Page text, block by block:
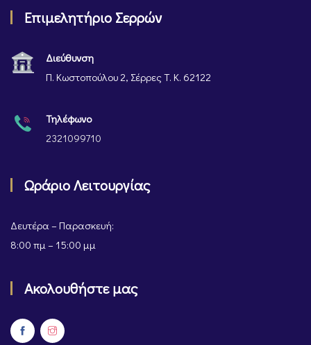
Επιμελητήριο Σερρών
Διεύθυνση
Π. Κωστοπούλου 2, Σέρρες Τ. Κ. 62122
Τηλέφωνο
2321099710
Ωράριο Λειτουργίας
Δευτέρα – Παρασκευή:
8:00 πμ – 15:00 μμ
Ακολουθήστε μας